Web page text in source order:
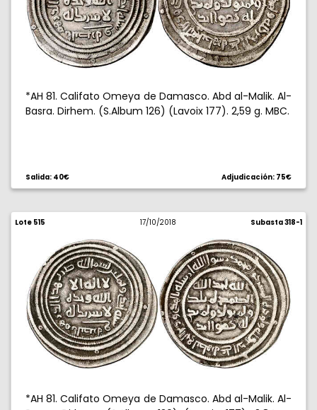
*AH 81. Califato Omeya de Damasco. Abd al-Malik. Al-
Basra. Dirhem. (S.Album 126) (Lavoix 177). 2,59 g. MBC.
Salida: 40€ Adjudicación: 75€
Lote 515 17/10/2018 Subasta 318-1
*AH 81. Califato Omeya de Damasco. Abd al-Malik. Al-